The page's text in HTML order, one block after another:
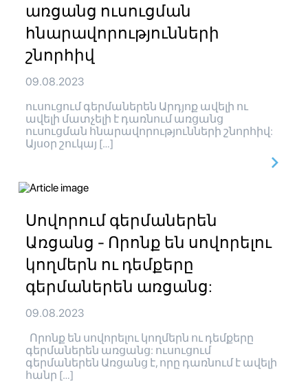
առցանց ուսուցման
հնարավորությունների
շնորհիվ
09.08.2023
ուսուցում գերմաներեն Արդյոք ավելի ու
ավելի մատչելի է դառնում առցանց
ուսուցման հնարավորությունների շնորհիվ:
Այսօր շուկայ […]
Սովորում գերմաներեն
Առցանց - Որոնք են սովորելու
կողմերն ու դեմքերը
գերմաներեն առցանց:
09.08.2023
Որոնք են սովորելու կողմերն ու դեմքերը
գերմաներեն առցանց: ուսուցում
գերմաներեն Առցանց է, որը դառնում է ավելի
հանր […]